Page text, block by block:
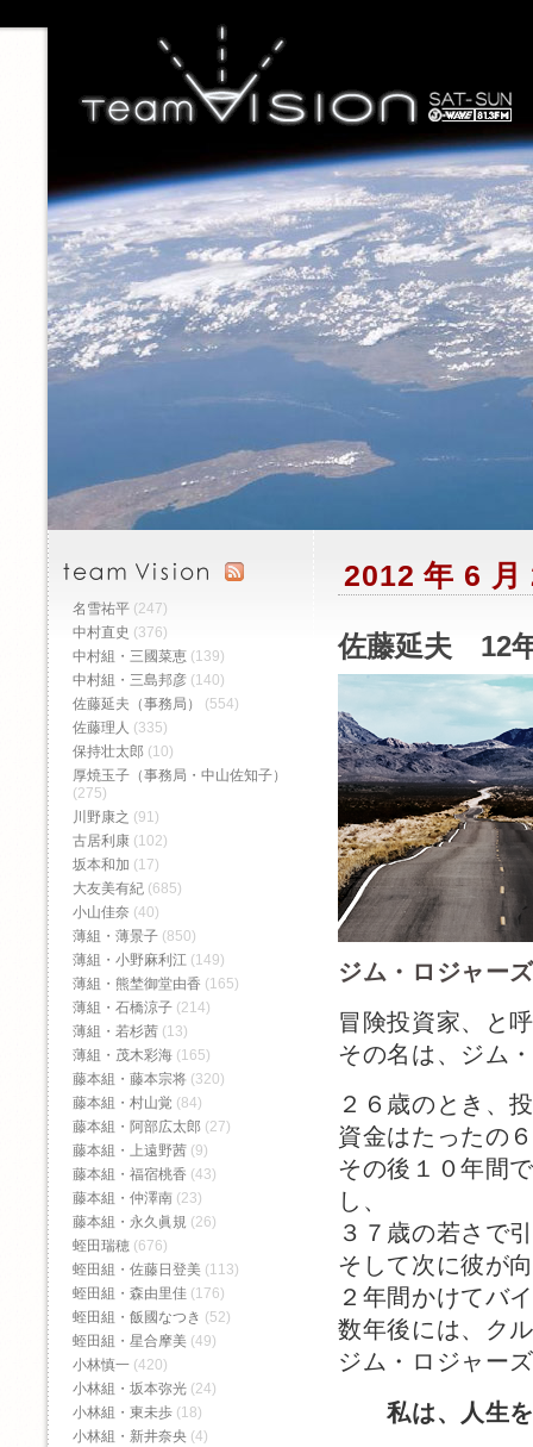
2012 年 6 月
佐藤延夫 12
ジム・ロジャー
冒険投資家、と
その名は、ジム
２６歳のとき、
資金はたったの
その後１０年間
し、
３７歳の若さで
そして次に彼が
２年間かけてバ
数年後には、ク
ジム・ロジャー
私は、人生
名雪祐平 (247)
中村直史 (376)
中村組・三國菜恵 (139)
中村組・三島邦彦 (140)
佐藤延夫（事務局）
(554)
佐藤理人 (335)
保持壮太郎 (10)
厚焼玉子（事務局・中山佐知子）
(275)
川野康之 (91)
古居利康 (102)
坂本和加 (17)
大友美有紀 (685)
小山佳奈 (40)
薄組・薄景子 (850)
薄組・小野麻利江 (149)
薄組・熊埜御堂由香 (165)
薄組・石橋涼子 (214)
薄組・若杉茜 (13)
薄組・茂木彩海 (165)
藤本組・藤本宗将 (320)
藤本組・村山覚 (84)
藤本組・阿部広太郎 (27)
藤本組・上遠野茜 (9)
藤本組・福宿桃香‬ (43)
藤本組・仲澤南 (23)
藤本組・永久眞規 (26)
蛭田瑞穂 (676)
蛭田組・佐藤日登美 (113)
蛭田組・森由里佳 (176)
蛭田組・飯國なつき (52)
蛭田組・星合摩美 (49)
小林慎一 (420)
小林組・坂本弥光 (24)
小林組・東未歩 (18)
小林組・新井奈央 (4)